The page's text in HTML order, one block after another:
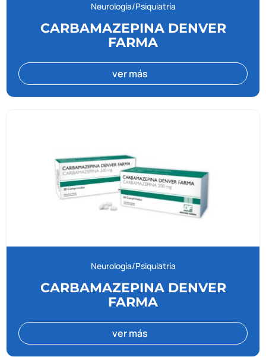
Neurología/Psiquiatría
CARBAMAZEPINA DENVER
FARMA
ver más
Neurología/Psiquiatría
CARBAMAZEPINA DENVER
FARMA
ver más